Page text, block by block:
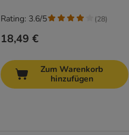
18,49 €
Rating: 3.6/5 (28)
Zum Warenkorb
hinzufügen